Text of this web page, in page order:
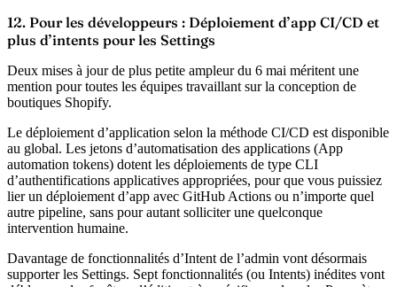
12. Pour les développeurs : Déploiement d’app CI/CD et
plus d’intents pour les Settings
Deux mises à jour de plus petite ampleur du 6 mai méritent une
mention pour toutes les équipes travaillant sur la conception de
boutiques Shopify.
Le déploiement d’application selon la méthode CI/CD est disponible
au global. Les jetons d’automatisation des applications (App
automation tokens) dotent les déploiements de type CLI
d’authentifications applicatives appropriées, pour que vous puissiez
lier un déploiement d’app avec GitHub Actions ou n’importe quel
autre pipeline, sans pour autant solliciter une quelconque
intervention humaine.
Davantage de fonctionnalités d’Intent de l’admin vont désormais
supporter les Settings. Sept fonctionnalités (ou Intents) inédites vont